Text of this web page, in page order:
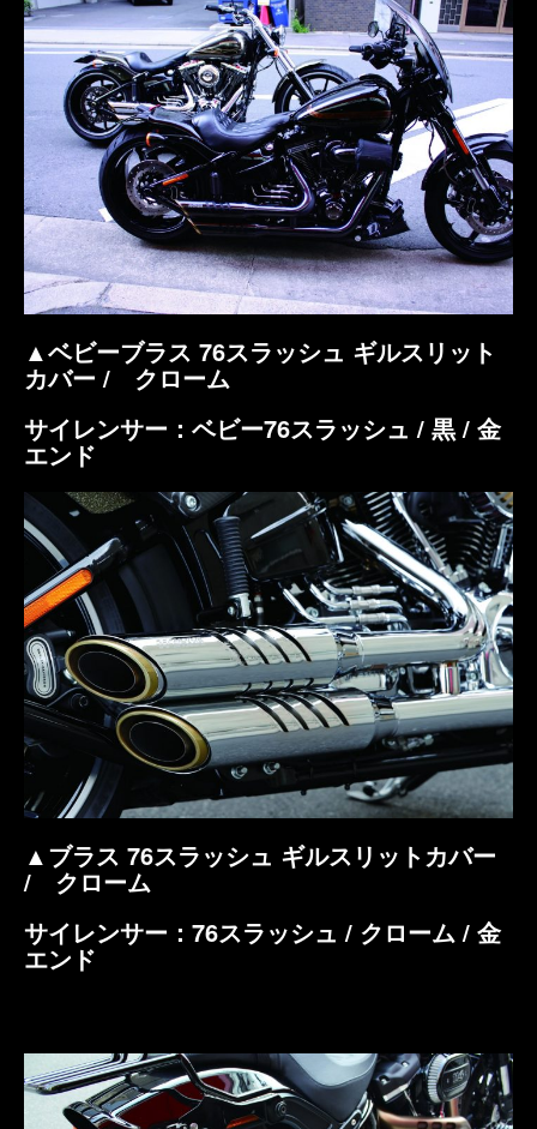
▲ベビーブラス 76スラッシュ ギルスリット
カバー / クローム
サイレンサー：ベビー76スラッシュ / 黒 / 金
エンド
▲ブラス 76スラッシュ ギルスリットカバー
/ クローム
サイレンサー：76スラッシュ / クローム / 金
エンド